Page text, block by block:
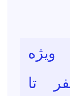
ویژه
تا